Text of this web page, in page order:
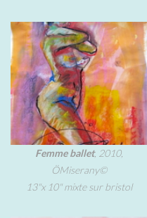
Femme ballet, 2010,
ÖMiserany©
13"x 10" mixte sur bristol